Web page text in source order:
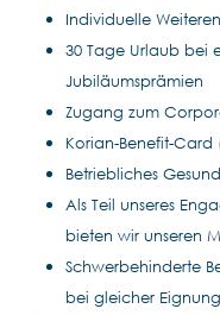
Individuelle
30 Tage Urlaub bei
Jubiläumsprämien
Zugang zum
Korian-Benefit-Card
Betriebliches
Als Teil unseres
bieten wir unseren
Schwerbehinderte
bei gleicher